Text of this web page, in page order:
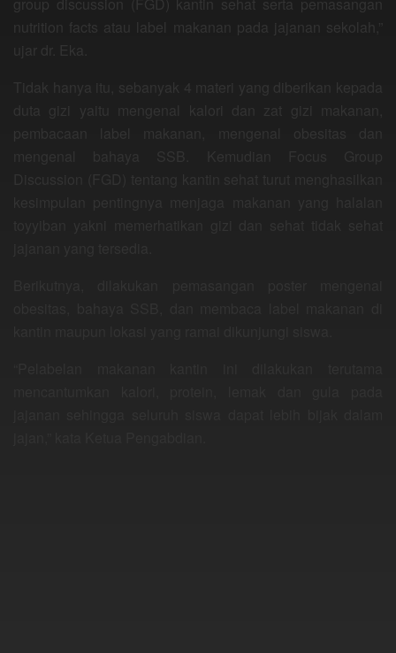
nutrition facts atau label makanan pada jajanan sekolah,”
ujar dr. Eka.
Tidak hanya itu, sebanyak 4 materi yang diberikan kepada